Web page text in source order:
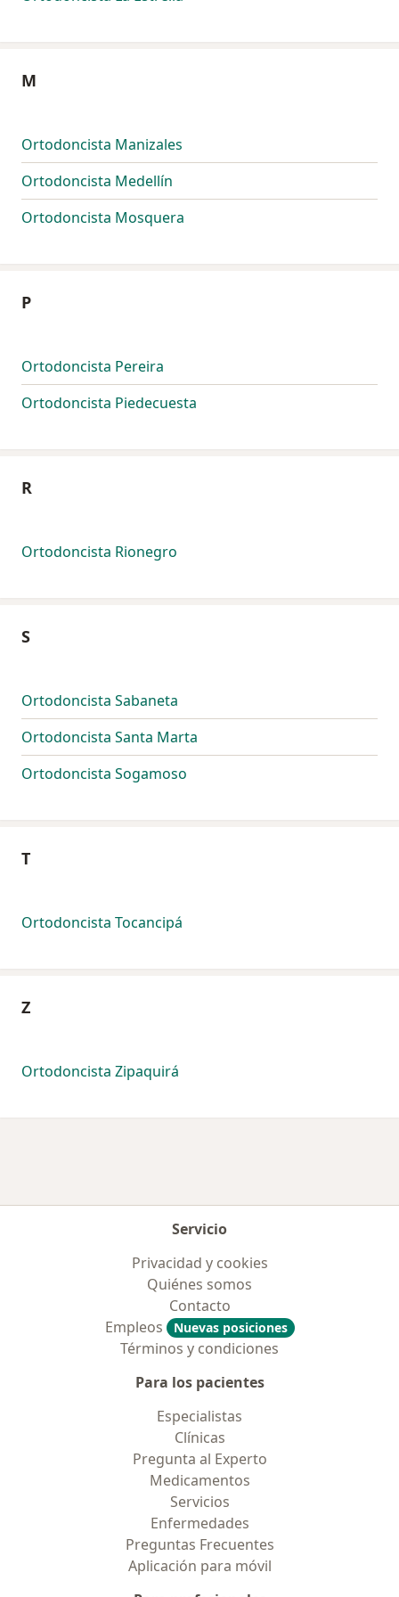
M
Ortodoncista Manizales
Ortodoncista Medellín
Ortodoncista Mosquera
P
Ortodoncista Pereira
Ortodoncista Piedecuesta
R
Ortodoncista Rionegro
S
Ortodoncista Sabaneta
Ortodoncista Santa Marta
Ortodoncista Sogamoso
T
Ortodoncista Tocancipá
Z
Ortodoncista Zipaquirá
Servicio
Privacidad y cookies
Quiénes somos
Contacto
Empleos
Nuevas posiciones
Términos y condiciones
Para los pacientes
Especialistas
Clínicas
Pregunta al Experto
Medicamentos
Servicios
Enfermedades
Preguntas Frecuentes
Aplicación para móvil